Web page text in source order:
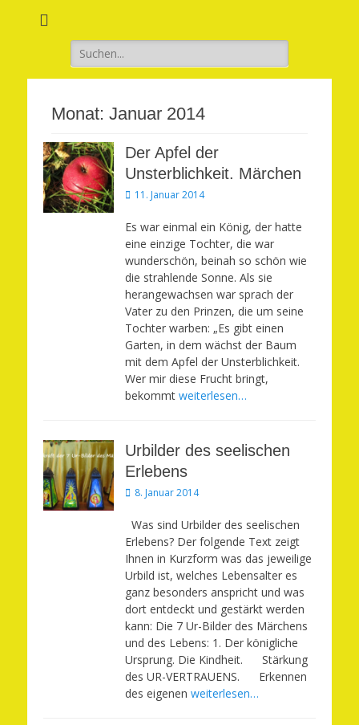
Suchen
nach:
Monat: Januar 2014
Der Apfel der
Unsterblichkeit. Märchen
Veröffentlicht
11. Januar 2014
Es war einmal ein König, der hatte
eine einzige Tochter, die war
wunderschön, beinah so schön wie
die strahlende Sonne. Als sie
herangewachsen war sprach der
Vater zu den Prinzen, die um seine
Tochter warben: „Es gibt einen
Garten, in dem wächst der Baum
mit dem Apfel der Unsterblichkeit.
Wer mir diese Frucht bringt,
bekommt weiterlesen…
Urbilder des seelischen
Erlebens
Veröffentlicht
8. Januar 2014
Was sind Urbilder des seelischen
Erlebens? Der folgende Text zeigt
Ihnen in Kurzform was das jeweilige
Urbild ist, welches Lebensalter es
ganz besonders anspricht und was
dort entdeckt und gestärkt werden
kann: Die 7 Ur-Bilder des Märchens
und des Lebens: 1. Der königliche
Ursprung. Die Kindheit. Stärkung
des UR-VERTRAUENS. Erkennen
des eigenen weiterlesen…